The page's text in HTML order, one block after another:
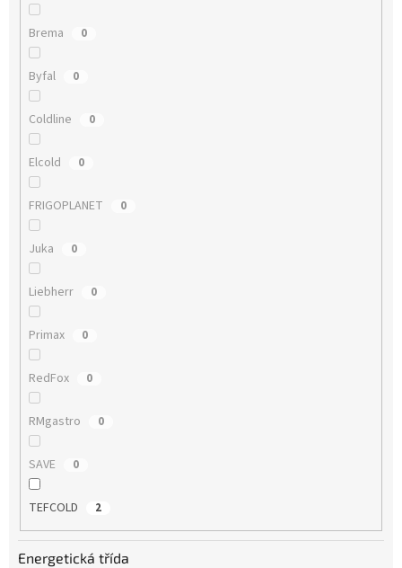
Brema 0
Byfal 0
Coldline 0
Elcold 0
FRIGOPLANET 0
Juka 0
Liebherr 0
Primax 0
RedFox 0
RMgastro 0
SAVE 0
TEFCOLD 2
Energetická třída